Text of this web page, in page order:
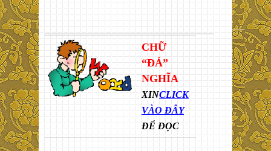
CHỮ
“ĐÁ”
NGHĨA
XINCLICK
VÀO ĐÂY
ĐỂ ĐỌC